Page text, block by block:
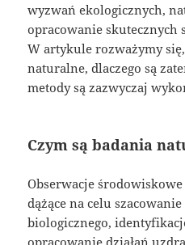
wyzwań ekologicznych,
opracowanie skutecznych
W artykule rozważymy
naturalne, dlaczego są
metody są zazwyczaj
Czym są badania
Obserwacje
dążące na celu
biologicznego,
opracowanie działań